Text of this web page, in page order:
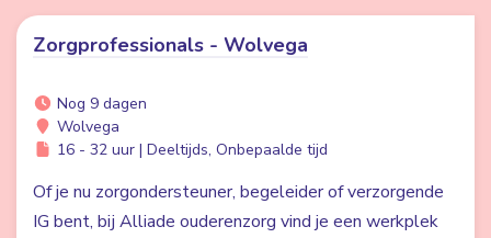
Zorgprofessionals - Wolvega
Nog 9 dagen
Wolvega
16 - 32 uur | Deeltijds, Onbepaalde tijd
Of je nu zorgondersteuner, begeleider of verzorgende
IG bent, bij Alliade ouderenzorg vind je een werkplek